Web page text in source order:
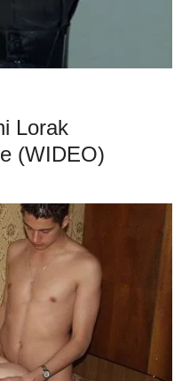
Lorak
(WIDEO)